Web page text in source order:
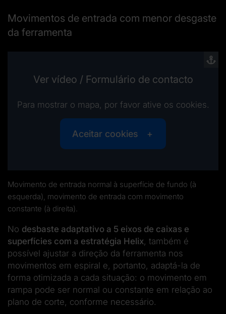
Movimentos de entrada com menor desgaste
da ferramenta
Ver vídeo / Formulário de contacto
Para mostrar o mapa, por favor ative os cookies.
Aceitar cookies
Movimento de entrada normal à superfície de fundo (à
esquerda), movimento de entrada com movimento
constante (à direita).
No desbaste adaptativo a 5 eixos de caixas e
superfícies com a estratégia Helix, também é
possível ajustar a direção da ferramenta nos
movimentos em espiral e, portanto, adaptá-la de
forma otimizada a cada situação: o movimento em
rampa pode ser normal ou constante em relação ao
plano de corte, conforme necessário.